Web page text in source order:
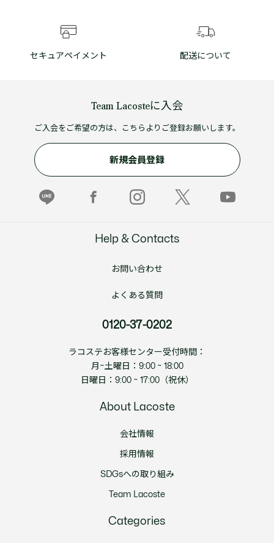
セキュアペイメント 配送について
Team Lacosteに入会
ご入会をご希望の方は、こちらよりご登録お願いします。
新規会員登録
Help & Contacts
お問い合わせ
よくある質問
0120-37-0202
ラコステお客様センター受付時間：
月~土曜日：9:00 ~ 18:00
日曜日：9:00 ~ 17:00（祝休）
About Lacoste
会社情報
採用情報
SDGsへの取り組み
Team Lacoste
Categories